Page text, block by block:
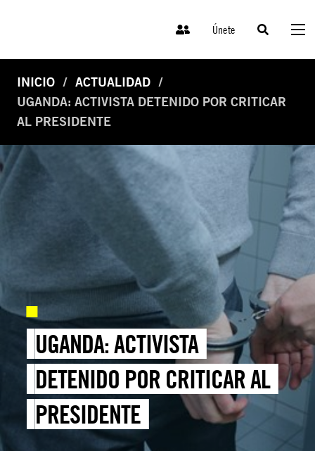
Únete
INICIO
ACTUALIDAD
UGANDA: ACTIVISTA DETENIDO POR CRITICAR
AL PRESIDENTE
UGANDA: ACTIVISTA
DETENIDO POR CRITICAR AL
PRESIDENTE